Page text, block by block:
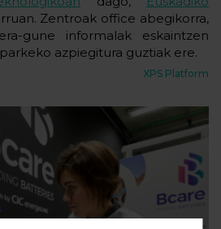
Zentroak office abegikorra,
gune informalak eskaintzen
azpiegitura guztiak ere.
XPS Platform